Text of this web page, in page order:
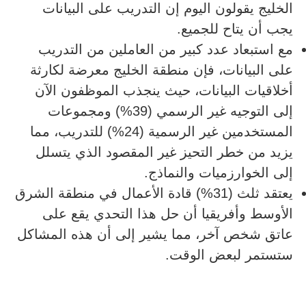
الخليج يقولون اليوم إن التدريب على البيانات
يجب أن يتاح للجميع.
مع استبعاد عدد كبير من العاملين من التدريب
على البيانات، فإن منطقة الخليج معرضة لكارثة
أخلاقيات البيانات، حيث ينجذب الموظفون الآن
إلى التوجيه غير الرسمي (39%) ومجموعات
المستخدمين غير الرسمية (24%) للتدريب، مما
يزيد من خطر التحيز غير المقصود الذي يتسلل
إلى الخوارزميات والنماذج.
يعتقد ثلث (31%) قادة الأعمال في منطقة الشرق
الأوسط وأفريقيا أن حل هذا التحدي يقع على
عاتق شخص آخر، مما يشير إلى أن هذه المشاكل
ستستمر لبعض الوقت.